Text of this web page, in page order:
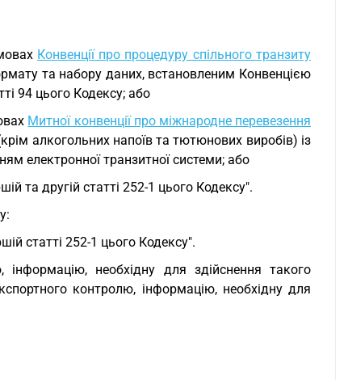
Конвенції про процедуру спільного транзиту
та набору даних, встановленим Конвенцією
94 цього Кодексу; або
Митної конвенції про міжнародне перевезення
алкогольних напоїв та тютюнових виробів) із
електронної транзитної системи; або
та другій статті 252-1 цього Кодексу".
статті 252-1 цього Кодексу".
необхідну для здійснення такого
контролю, інформацію, необхідну для